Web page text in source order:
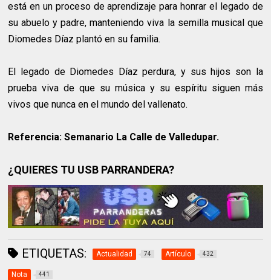
está en un proceso de aprendizaje para honrar el legado de
su abuelo y padre, manteniendo viva la semilla musical que
Diomedes Díaz plantó en su familia.
El legado de Diomedes Díaz perdura, y sus hijos son la
prueba viva de que su música y su espíritu siguen más
vivos que nunca en el mundo del vallenato.
Referencia: Semanario La Calle de Valledupar.
¿QUIERES TU USB PARRANDERA?
ETIQUETAS: Actualidad 74 Artículo 432
Nota 441